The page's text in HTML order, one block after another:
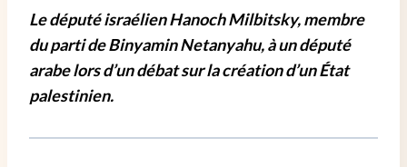
Le député israélien Hanoch Milbitsky, membre
du parti de Binyamin Netanyahu, à un député
arabe lors d’un débat sur la création d’un État
palestinien.